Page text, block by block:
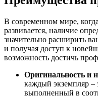
В современном мире,
развивается, наличие
значительно расширить
и получая доступ к
возможность достичь
Оригинальность и
каждый экземпляр –
выполненный в